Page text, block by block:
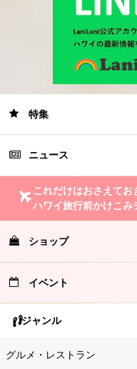
特集
ニュース
これだけはおさえてお
ハワイ旅行前かけこみ
ショップ
イベント
ジャンル
グルメ・レストラン